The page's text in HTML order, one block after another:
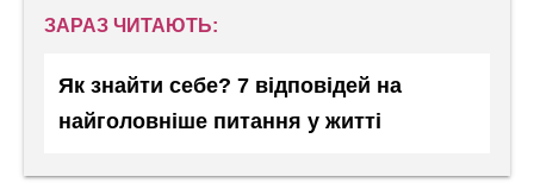
ЗАРАЗ ЧИТАЮТЬ:
Як знайти себе? 7 відповідей на
найголовніше питання у житті